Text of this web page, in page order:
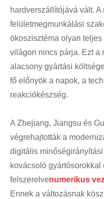
hardverszállítójává vált.
felületmegmunkálási
ökoszisztéma olyan
világon nincs párja. Ezt a
alacsony gyártási
fő előnyök a napok, a
reakciókészség.
A Zhejiang, Jiangsu és
végrehajtották a
digitális
kovácsoló
felszerelvenumerikus
Ennek a változásnak